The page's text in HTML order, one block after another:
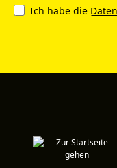
Ich habe die